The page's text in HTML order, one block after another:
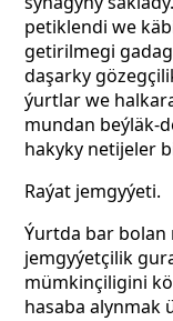
petiklendi we
getirilmegi
daşarky
ýurtlar we
mundan beýläk-
hakyky netijeler
Raýat jemgyýeti.
Ýurtda bar bolan
jemgyýetçilik
mümkinçiligini
hasaba alynmak